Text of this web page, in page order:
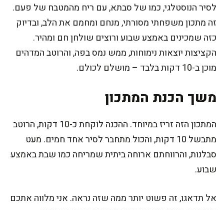
לסיר הנוסטלגי, כמו של סבתא, עם ריח מהמטבח של פעם.
זה מתכון משפחתי מסורתי, מנחם ומחמם את הלב, ובדיוק
כזה שמכינים באמצע שבוע ורוצים שולחן חם ומהיר.
הקציצות יוצאות נימוחות, ממש נמס בפה, והרוטב המדהים
מוכן ב-10 דקות בלבד – מושלם לכולם.
משך הכנת המתכון
המתכון הזה זריז במיוחד. ההכנה לוקחת כ-10 דקות, הרוטב
מתבשל 10 דקות, והכול מתחבר לסיר אחד חמים. מעט
סבלנות, והרווחתם ארוחה ביתית שמריחה כמו שבת באמצע
שבוע.
אל תדאגו, זה פשוט יותר ממה שזה נראה. אני מלווה אתכם